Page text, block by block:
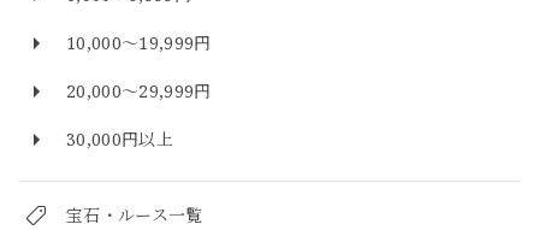
10,000～19,999円
20,000～29,999円
30,000円以上
宝石・ルース一覧